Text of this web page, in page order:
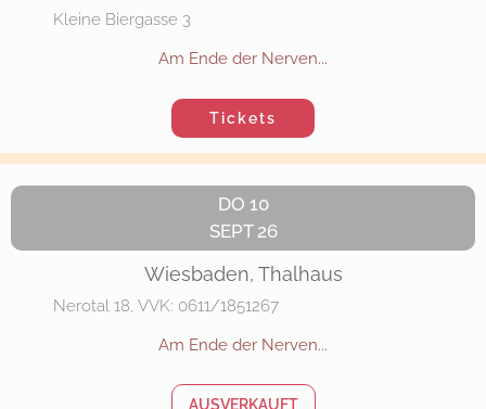
Kleine Biergasse 3
Am Ende der Nerven...
Tickets
DO 10
SEPT 26
Wiesbaden, Thalhaus
Nerotal 18, VVK: 0611/1851267
Am Ende der Nerven...
AUSVERKAUFT